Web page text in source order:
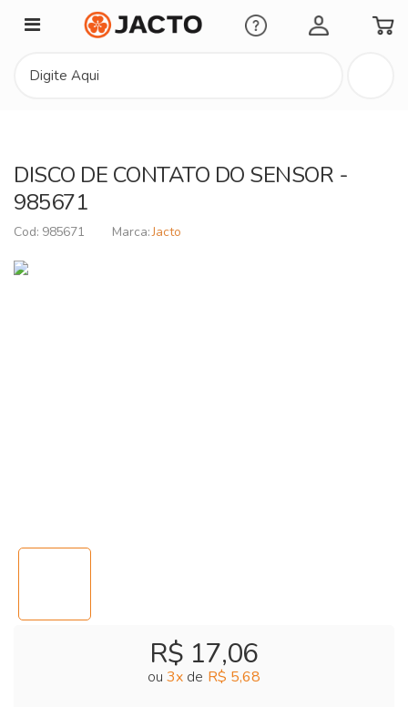
Minha Conta
DISCO DE CONTATO DO SENSOR -
985671
985671 Jacto
R$ 17,06
ou 3x de R$ 5,68